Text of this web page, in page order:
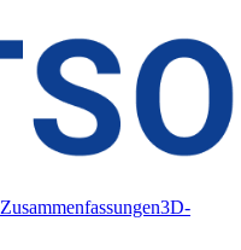
Zusammenfassungen3D-